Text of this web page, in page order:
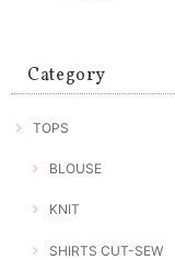
Category
TOPS
BLOUSE
KNIT
SHIRTS CUT-SEW